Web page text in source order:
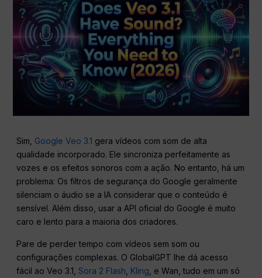
Sim, Google Veo 3.1 gera vídeos com som de alta
qualidade incorporado. Ele sincroniza perfeitamente as
vozes e os efeitos sonoros com a ação. No entanto, há um
problema: Os filtros de segurança do Google geralmente
silenciam o áudio se a IA considerar que o conteúdo é
sensível. Além disso, usar a API oficial do Google é muito
caro e lento para a maioria dos criadores.
Pare de perder tempo com vídeos sem som ou
configurações complexas. O GlobalGPT lhe dá acesso
fácil ao Veo 3.1,Sora 2 Flash Kling , e Wan, tudo em um só